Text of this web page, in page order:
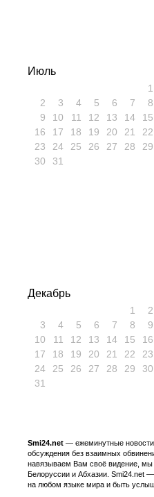
Июль
1
2
3 4 5 6 7
8
9
10 11 12 13 14
15
16
17 18 19 20 21
22
23
24 25 26 27 28
29
30
31
Декабрь
1
2
3
4 5 6 7 8
9
10
11 12 13 14 15
16
17
18 19 20 21 22
23
24
25 26 27 28 29
30
31
Smi24.net — ежеминутные новости
обсуждения без взаимных
навязываем Вам своё видение, мы
Белоруссии и Абхазии. Smi24.net
на любом языке мира и быть